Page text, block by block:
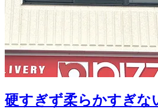
硬すぎず柔らかすぎな